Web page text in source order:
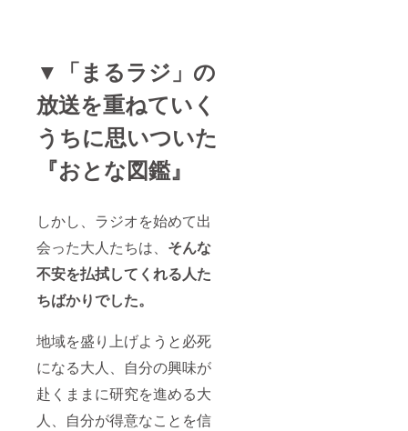
▼「まるラジ」の
放送を重ねていく
うちに思いついた
『おとな図鑑』
しかし、ラジオを始めて出
会った大人たちは、 そんな
不安を払拭してくれる人た
ちばかりでした。
地域を盛り上げようと必死
になる大人、自分の興味が
赴くままに研究を進める大
人、自分が得意なことを信